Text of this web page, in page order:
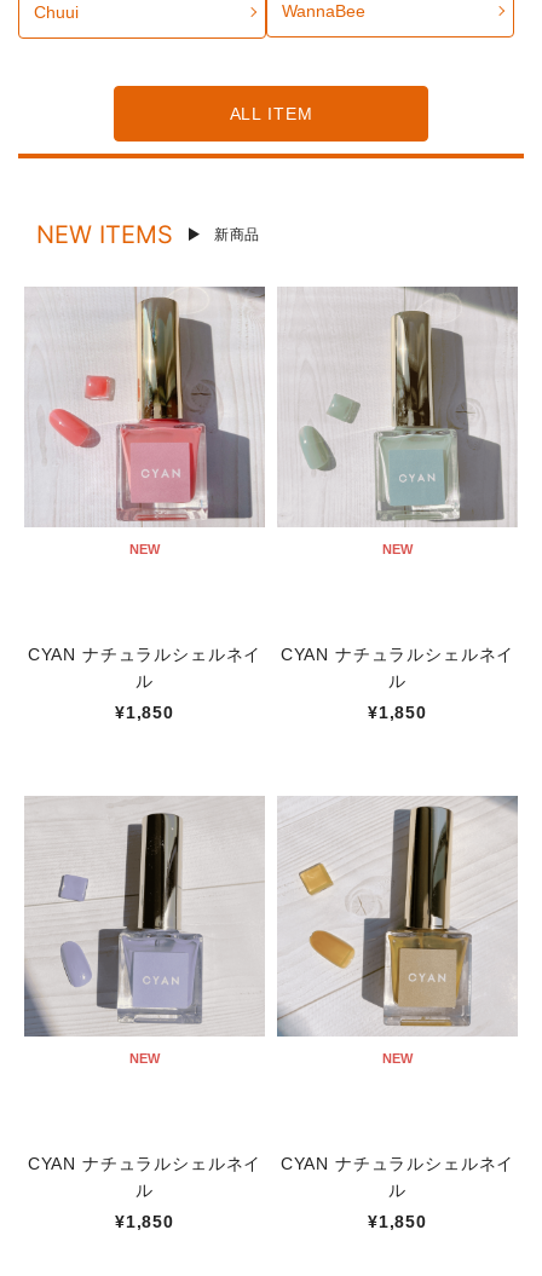
Chuui WannaBee
ALL ITEM
NEW ITEMS 新商品
NEW
CYAN ナチュラルシェルネイ
ル
¥1,850
NEW
CYAN ナチュラルシェルネイ
ル
¥1,850
NEW
CYAN ナチュラルシェルネイ
ル
¥1,850
NEW
CYAN ナチュラルシェルネイ
ル
¥1,850